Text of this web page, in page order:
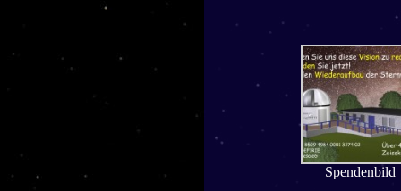
Spendenbild